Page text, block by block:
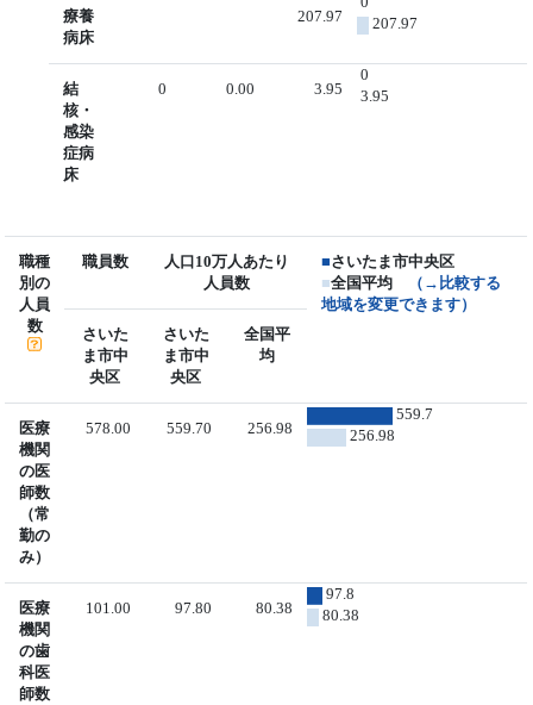
療養
病床
207.97
207.97
結
核・
感染
症病
床
0 0.00 3.95
0
3.95
職種
別の
人員
数
職員数
人口10万人あたり
人員数
■さいたま市中央区
■全国平均
（→比較する
地域を変更できます）
さいた
ま市中
央区
さいた
ま市中
央区
全国平
均
医療
機関
の医
師数
（常
勤の
み）
578.00 559.70 256.98
559.7
256.98
医療
機関
の歯
科医
師数
101.00 97.80 80.38
97.8
80.38